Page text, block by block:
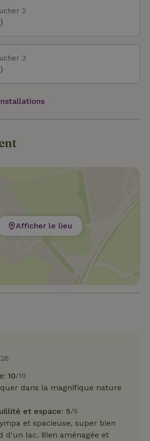
propre propriété : profite du
des kayaks ou ne fais rien ! Les
que la nature puisse
pas de ta porte.
2
3
Afficher le lieu
10/10
dans la magnifique nature
et espace: 5/5
et spacieuse, super bien
d'un lac. Bien aménagée et